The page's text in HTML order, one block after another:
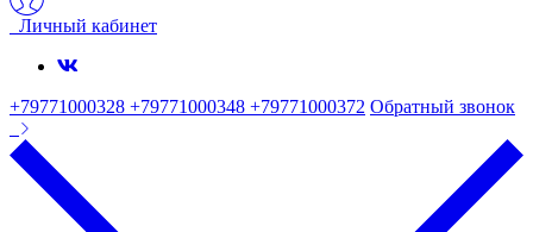
Личный кабинет
+79771000328 +79771000348 +79771000372 Обратный звонок